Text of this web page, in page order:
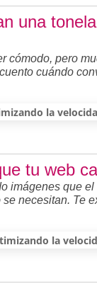
una
cómodo, pero
cuándo
la
tu web
imágenes que
necesitan. Te
la